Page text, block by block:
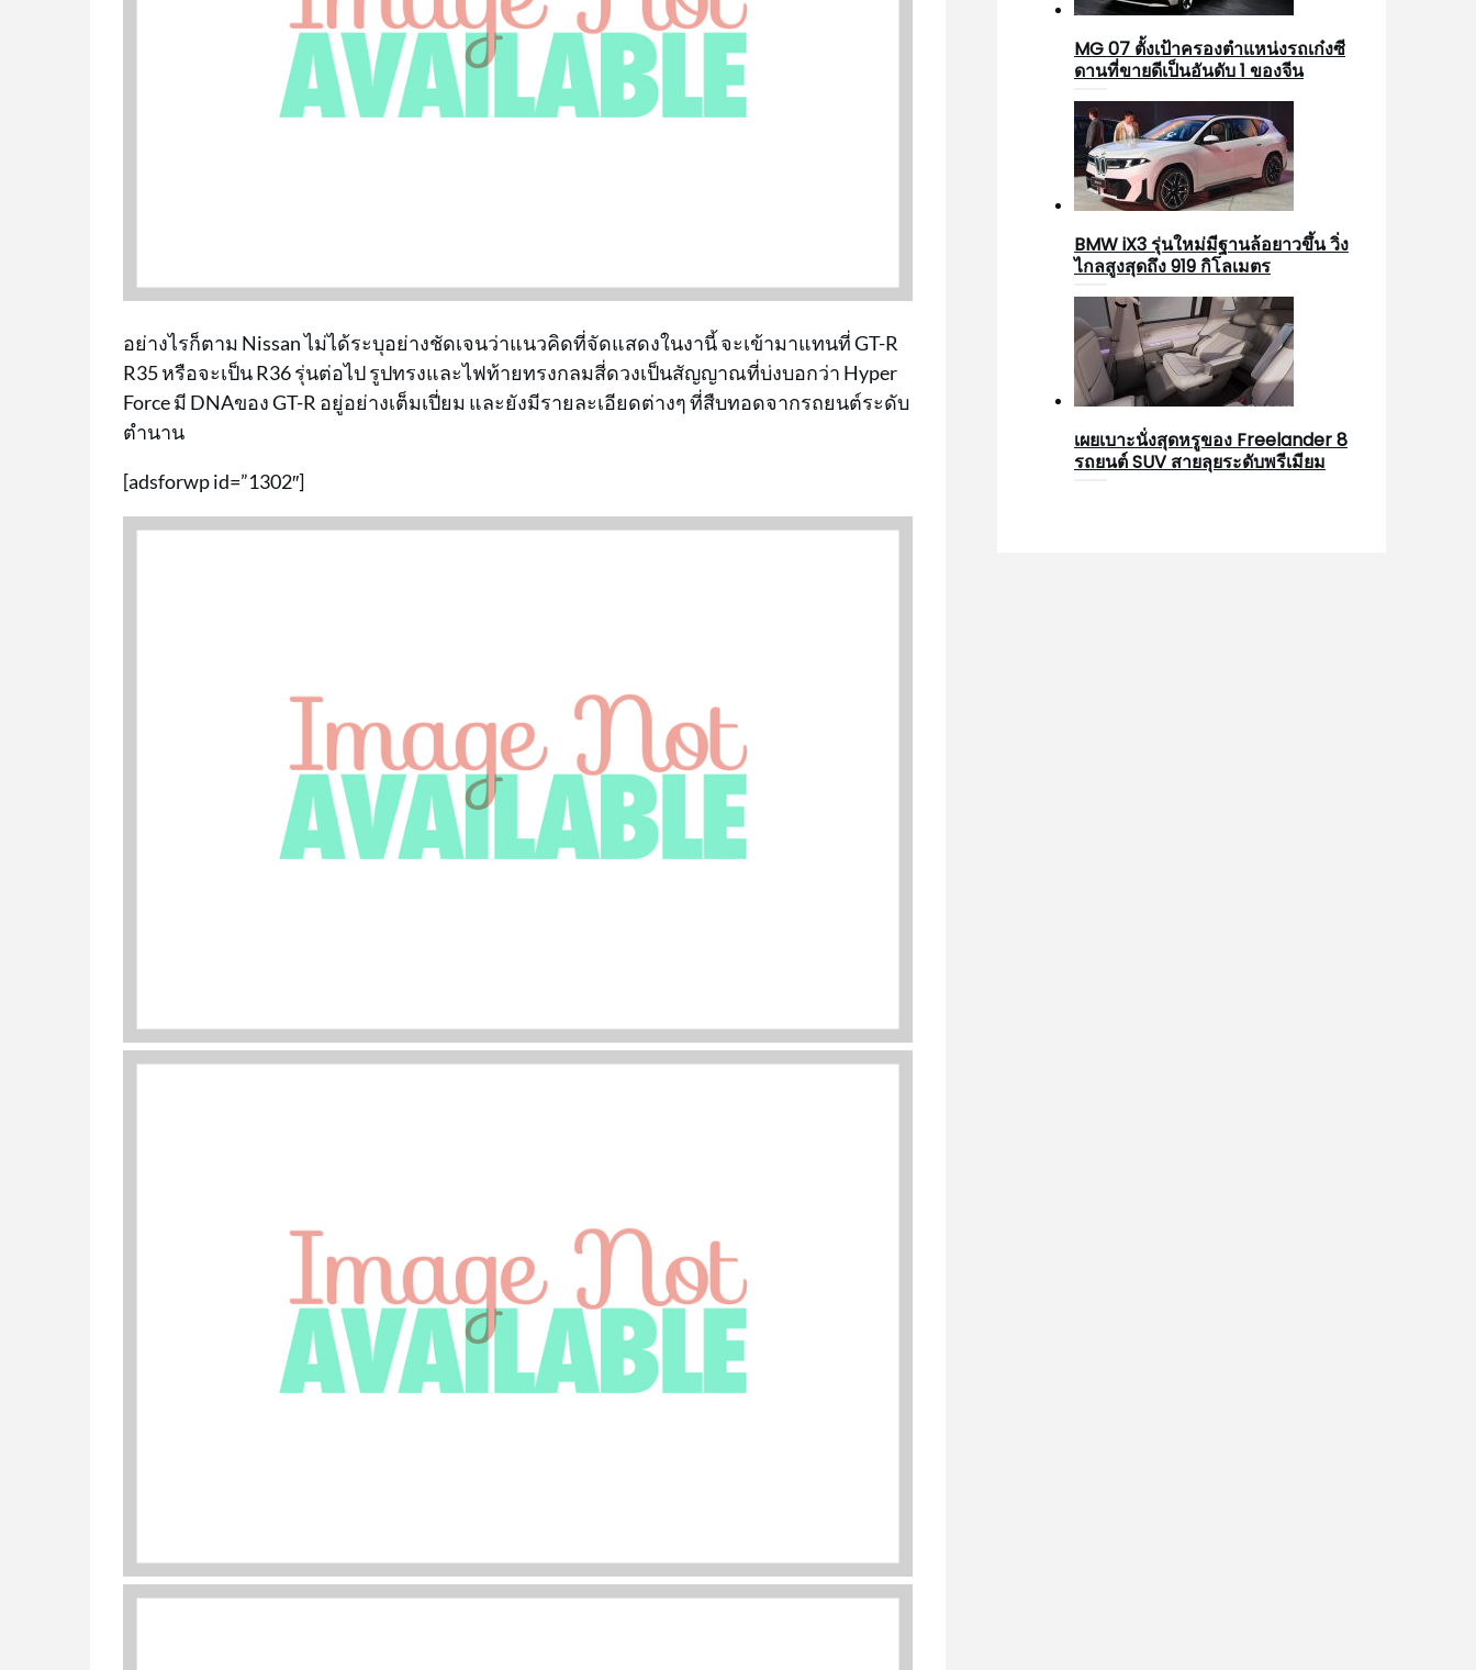
อย่างไรก็ตาม Nissan ไม่ได้ระบุอย่างชัดเจนว่าแนวคิดที่จัดแสดงในงานี้ จะเข้ามาแทนที่ GT-R
R35 หรือจะเป็น R36 รุ่นต่อไป รูปทรงและไฟท้ายทรงกลมสี่ดวงเป็นสัญญาณที่บ่งบอกว่า Hyper
Force มี DNAของ GT-R อยู่อย่างเต็มเปี่ยม และยังมีรายละเอียดต่างๆ ที่สืบทอดจากรถยนต์ระดับ
ตำนาน
[adsforwp id=”1302″]
MG 07 ตั้งเป้าครองตำแหน่งรถเก๋งซี
ดานที่ขายดีเป็นอันดับ 1 ของจีน
BMW iX3 รุ่นใหม่มีฐานล้อยาวขึ้น วิ่ง
ไกลสูงสุดถึง 919 กิโลเมตร
เผยเบาะนั่งสุดหรูของ Freelander 8
รถยนต์ SUV สายลุยระดับพรีเมียม